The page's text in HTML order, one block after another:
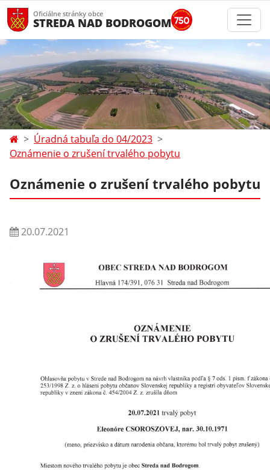
Oficiálne stránky obce
STREDA NAD BODROGOM
Úradná tabuľa do 04/2023
Oznámenie o zrušení trvalého pobytu
Oznámenie o zrušení trvalého pobytu
20.07.2021